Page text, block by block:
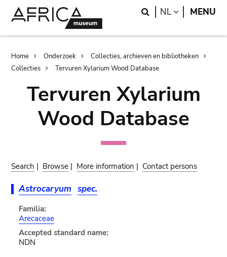
Search
NL LANGUAGE
MENU
Breadcrumb
Home Onderzoek
Collecties, archieven en bibliotheken
Collecties
Tervuren Xylarium Wood Database
Tervuren Xylarium
Wood Database
Search | Browse | More information | Contact persons
Astrocaryum spec.
Familia:
Arecaceae
Accepted standard name:
NDN